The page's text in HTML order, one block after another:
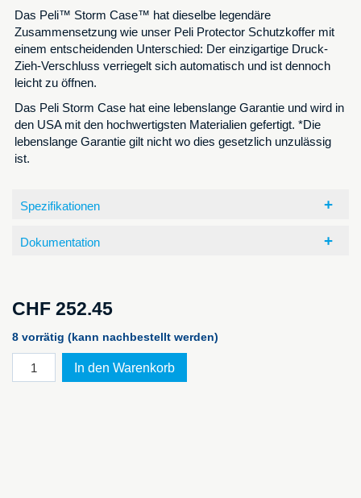
Das Peli™ Storm Case™ hat dieselbe legendäre
Zusammensetzung wie unser Peli Protector Schutzkoffer mit
einem entscheidenden Unterschied: Der einzigartige Druck-
Zieh-Verschluss verriegelt sich automatisch und ist dennoch
leicht zu öffnen.
Das Peli Storm Case hat eine lebenslange Garantie und wird in
den USA mit den hochwertigsten Materialien gefertigt. *Die
lebenslange Garantie gilt nicht wo dies gesetzlich unzulässig
ist.
Spezifikationen
Dokumentation
CHF 252.45
8 vorrätig (kann nachbestellt werden)
PELI™
Storm
In den Warenkorb